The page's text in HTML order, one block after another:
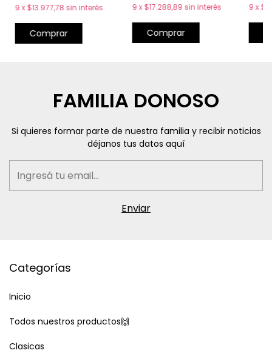
9 x$13.977,78 sin interés
Comprar
9 x$17.288,89 sin interés
Comprar
9 x
FAMILIA DONOSO
Si quieres formar parte de nuestra familia y recibir noticias
déjanos tus datos aquí
Categorías
Inicio
Todos nuestros productos🙌
Clasicas